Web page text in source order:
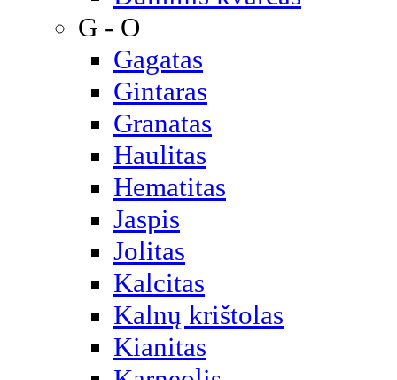
G - O
Gagatas
Gintaras
Granatas
Haulitas
Hematitas
Jaspis
Jolitas
Kalcitas
Kalnų krištolas
Kianitas